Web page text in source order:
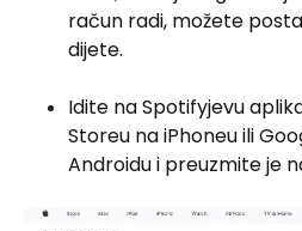
račun radi, možete
dijete.
Idite na Spotifyjevu
Storeu na iPhoneu ili
Androidu i preuzmite je